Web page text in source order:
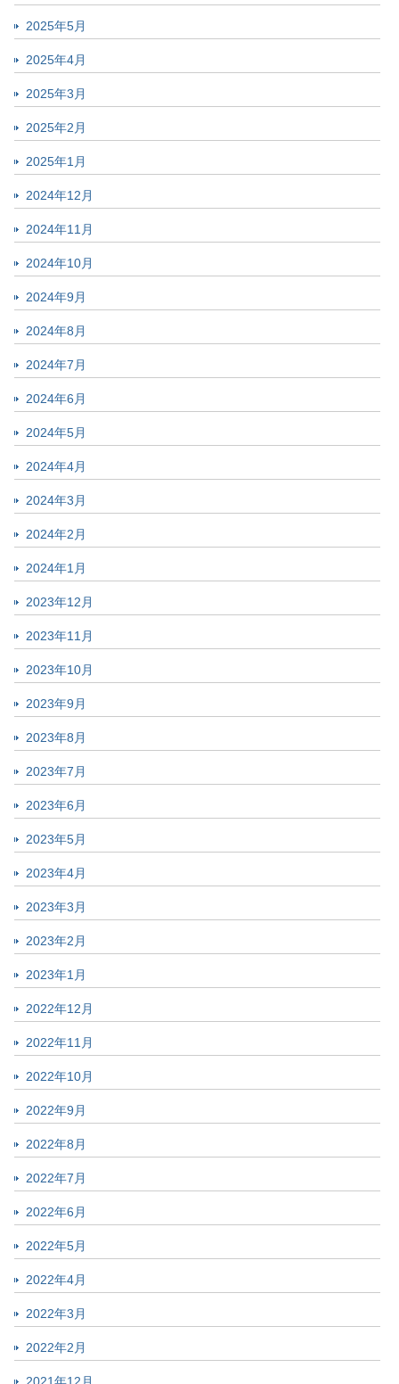
2025年5月
2025年4月
2025年3月
2025年2月
2025年1月
2024年12月
2024年11月
2024年10月
2024年9月
2024年8月
2024年7月
2024年6月
2024年5月
2024年4月
2024年3月
2024年2月
2024年1月
2023年12月
2023年11月
2023年10月
2023年9月
2023年8月
2023年7月
2023年6月
2023年5月
2023年4月
2023年3月
2023年2月
2023年1月
2022年12月
2022年11月
2022年10月
2022年9月
2022年8月
2022年7月
2022年6月
2022年5月
2022年4月
2022年3月
2022年2月